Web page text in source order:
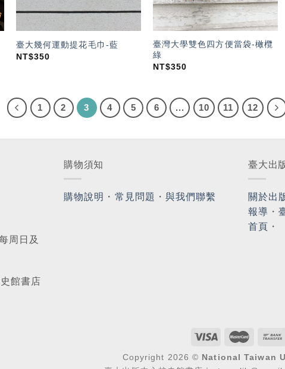
臺大幾何運動提花毛巾-藍
NT$350
臺灣大學雙色四方便當袋-橄欖
綠
NT$350
1 2 3 4 5 6 ... 10 11 12
周日及
館書店
購物須知
購物說明 ・ 常見問題 ・與我們聯繫
臺大出
關於出
報導 ・
首頁 ・
Copyright 2026 © National Taiwan